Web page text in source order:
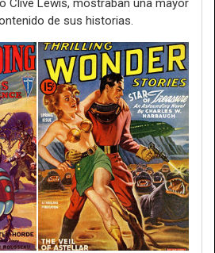
Clive Lewis, mostraban una mayor
de sus historias.